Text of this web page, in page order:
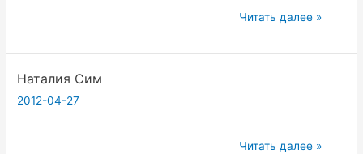
Россия,
Ростов-
Читать далее »
Наталия Сим
2012-04-27
Наталия
Читать далее »